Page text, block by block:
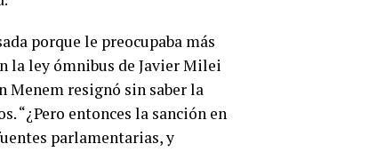
porque le preocupaba más
la ley ómnibus de Javier Milei
Menem resignó sin saber la
“¿Pero entonces la sanción en
parlamentarias, y